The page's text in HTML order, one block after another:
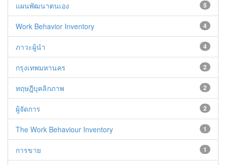
5
แผนพัฒนาตนเอง
4
Work Behavior Inventory
4
ภาวะผู้นำ
2
กรุงเทพมหานคร
2
ทฤษฎีบุคลิกภาพ
2
ผู้จัดการ
1
The Work Behaviour Inventory
1
การขาย